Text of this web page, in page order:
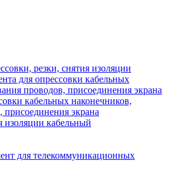
резки, снятия изоляции
для опрессовки кабельных
проводов, присоединения экрана
кабельных наконечников,
присоединения экрана
изоляции кабельный
для телекоммуникационных